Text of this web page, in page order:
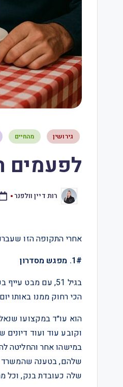
גירושין מהחיים
לפעמים
רות דיין וולפנר
אחרי התקופה הזו
1#. מפגש מסדרון
בגיל 51, עם מבט
הכי רחוק ממנו באותו
הוא עו״ד במקצועו
וקובע עוד ועוד
במישהו אחר והחליטה
שלהם, בטענה שהמשרד
שלה כעובדת בנק, וכל